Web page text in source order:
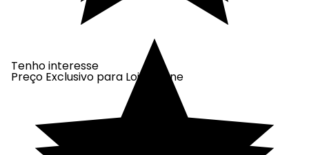
Tenho interesse
Preço Exclusivo para Loja Online